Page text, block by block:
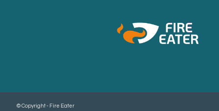
© Copyright - Fire Eater